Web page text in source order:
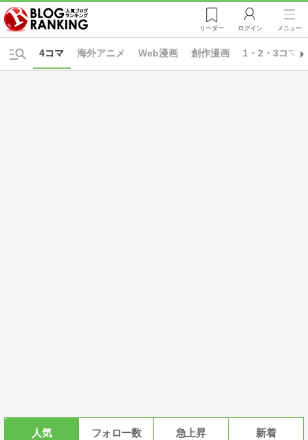
リーダー ログイン メニュー
海外アニメ Web漫画 創作漫画 1・2・3コマ
4コマ
人気 フォロー数 急上昇 新着